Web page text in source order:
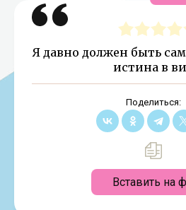
Я давно должен быть
истина в
Поделиться:
Вставить на